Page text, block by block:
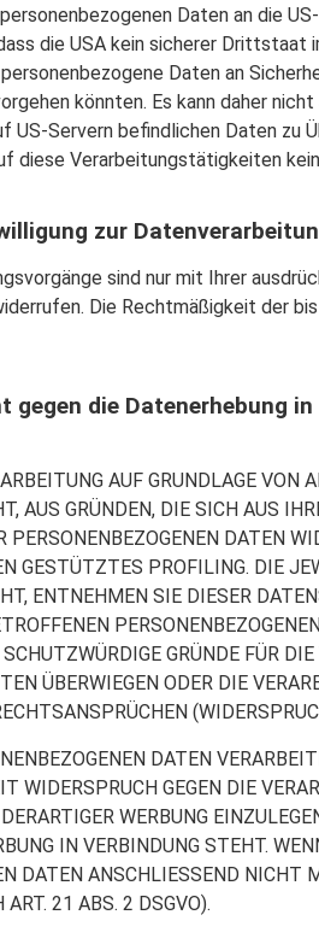
Daten an die
die USA kein sicherer
Daten an
könnten. Es kann daher
US-Servern befindlichen Daten zu
diese Verarbeitungstätigkeiten
zur
sind nur mit Ihrer
Die Rechtmäßigkeit der
gegen die Datenerhebung
AUF GRUNDLAGE VON
AUS GRÜNDEN, DIE SICH AUS
PERSONENBEZOGENEN DATEN
GESTÜTZTES PROFILING. DIE
ENTNEHMEN SIE DIESER
GRÜNDE FÜR
ÜBERWIEGEN ODER DIE
DATEN
WIDERSPRUCH GEGEN DIE
WERBUNG
IN VERBINDUNG STEHT.
DATEN ANSCHLIESSEND NICHT
21 ABS. 2 DSGVO).